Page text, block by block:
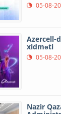
05-08-
Azercell-
xidməti
05-08-
Nazir